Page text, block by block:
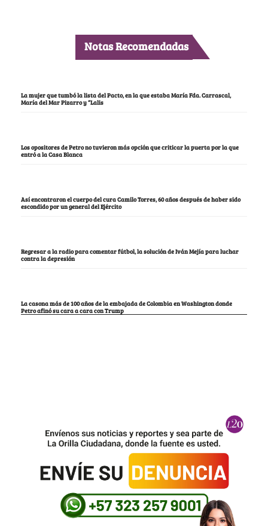
Notas Recomendadas
La mujer que tumbó la lista del Pacto, en la que estaba María Fda. Carrascal,
María del Mar Pizarro y “Lalis
Los opositores de Petro no tuvieron más opción que criticar la puerta por la que
entró a la Casa Blanca
Así encontraron el cuerpo del cura Camilo Torres, 60 años después de haber sido
escondido por un general del Ejército
Regresar a la radio para comentar fútbol, la solución de Iván Mejía para luchar
contra la depresión
La casona más de 100 años de la embajada de Colombia en Washington donde
Petro afinó su cara a cara con Trump